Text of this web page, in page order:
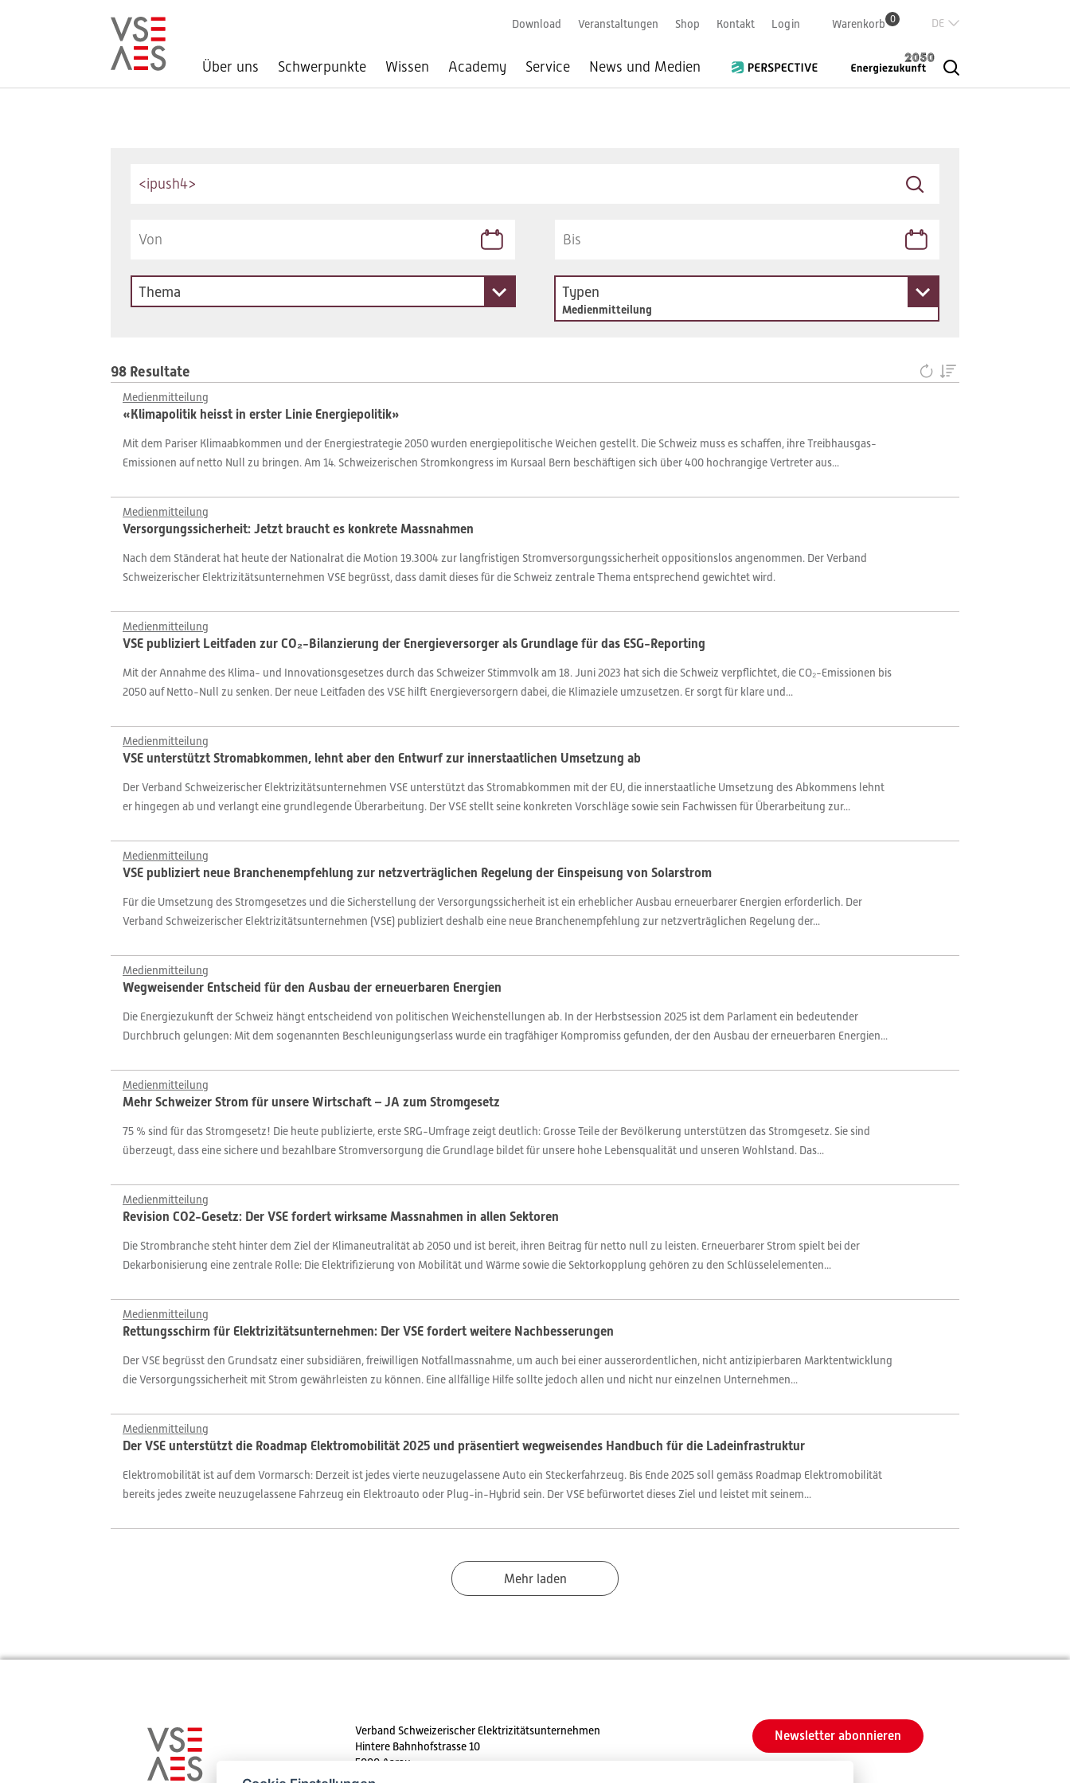
Über uns Schwerpunkte Wissen Academy Service News und Medien
Download Veranstaltungen Shop Kontakt Login Warenkorb 0
English
Thema Typen
Medienmitteilung
98 Resultate
Medienmitteilung
«Klimapolitik heisst in erster Linie Energiepolitik»
Mit dem Pariser Klimaabkommen und der Energiestrategie 2050 wurden energiepolitische Weichen gestellt. Die Schweiz muss es schaffen, ihre Treibhausgas-
Emissionen auf netto Null zu bringen. Am 14. Schweizerischen Stromkongress im Kursaal Bern beschäftigen sich über 400 hochrangige Vertreter aus...
Medienmitteilung
Versorgungssicherheit: Jetzt braucht es konkrete Massnahmen
Nach dem Ständerat hat heute der Nationalrat die Motion 19.3004 zur langfristigen Stromversorgungssicherheit oppositionslos angenommen. Der Verband
Schweizerischer Elektrizitätsunternehmen VSE begrüsst, dass damit dieses für die Schweiz zentrale Thema entsprechend gewichtet wird.
Medienmitteilung
VSE publiziert Leitfaden zur CO₂-Bilanzierung der Energieversorger als Grundlage für das ESG-Reporting
Mit der Annahme des Klima- und Innovationsgesetzes durch das Schweizer Stimmvolk am 18. Juni 2023 hat sich die Schweiz verpflichtet, die CO₂-Emissionen bis
2050 auf Netto-Null zu senken. Der neue Leitfaden des VSE hilft Energieversorgern dabei, die Klimaziele umzusetzen. Er sorgt für klare und...
Medienmitteilung
VSE unterstützt Stromabkommen, lehnt aber den Entwurf zur innerstaatlichen Umsetzung ab
Der Verband Schweizerischer Elektrizitätsunternehmen VSE unterstützt das Stromabkommen mit der EU, die innerstaatliche Umsetzung des Abkommens lehnt
er hingegen ab und verlangt eine grundlegende Überarbeitung. Der VSE stellt seine konkreten Vorschläge sowie sein Fachwissen für Überarbeitung zur...
Medienmitteilung
VSE publiziert neue Branchenempfehlung zur netzverträglichen Regelung der Einspeisung von Solarstrom
Für die Umsetzung des Stromgesetzes und die Sicherstellung der Versorgungssicherheit ist ein erheblicher Ausbau erneuerbarer Energien erforderlich. Der
Verband Schweizerischer Elektrizitätsunternehmen (VSE) publiziert deshalb eine neue Branchenempfehlung zur netzverträglichen Regelung der...
Medienmitteilung
Wegweisender Entscheid für den Ausbau der erneuerbaren Energien
Die Energiezukunft der Schweiz hängt entscheidend von politischen Weichenstellungen ab. In der Herbstsession 2025 ist dem Parlament ein bedeutender
Durchbruch gelungen: Mit dem sogenannten Beschleunigungserlass wurde ein tragfähiger Kompromiss gefunden, der den Ausbau der erneuerbaren Energien...
Medienmitteilung
Mehr Schweizer Strom für unsere Wirtschaft – JA zum Stromgesetz
75 % sind für das Stromgesetz! Die heute publizierte, erste SRG-Umfrage zeigt deutlich: Grosse Teile der Bevölkerung unterstützen das Stromgesetz. Sie sind
überzeugt, dass eine sichere und bezahlbare Stromversorgung die Grundlage bildet für unsere hohe Lebensqualität und unseren Wohlstand. Das...
Medienmitteilung
Revision CO2-Gesetz: Der VSE fordert wirksame Massnahmen in allen Sektoren
Die Strombranche steht hinter dem Ziel der Klimaneutralität ab 2050 und ist bereit, ihren Beitrag für netto null zu leisten. Erneuerbarer Strom spielt bei der
Dekarbonisierung eine zentrale Rolle: Die Elektrifizierung von Mobilität und Wärme sowie die Sektorkopplung gehören zu den Schlüsselelementen...
Medienmitteilung
Rettungsschirm für Elektrizitätsunternehmen: Der VSE fordert weitere Nachbesserungen
Der VSE begrüsst den Grundsatz einer subsidiären, freiwilligen Notfallmassnahme, um auch bei einer ausserordentlichen, nicht antizipierbaren Marktentwicklung
die Versorgungssicherheit mit Strom gewährleisten zu können. Eine allfällige Hilfe sollte jedoch allen und nicht nur einzelnen Unternehmen...
Medienmitteilung
Der VSE unterstützt die Roadmap Elektromobilität 2025 und präsentiert wegweisendes Handbuch für die Ladeinfrastruktur
Elektromobilität ist auf dem Vormarsch: Derzeit ist jedes vierte neuzugelassene Auto ein Steckerfahrzeug. Bis Ende 2025 soll gemäss Roadmap Elektromobilität
bereits jedes zweite neuzugelassene Fahrzeug ein Elektroauto oder Plug-in-Hybrid sein. Der VSE befürwortet dieses Ziel und leistet mit seinem...
Mehr laden
Verband Schweizerischer Elektrizitätsunternehmen
Hintere Bahnhofstrasse 10
5000 Aarau
Newsletter abonnieren